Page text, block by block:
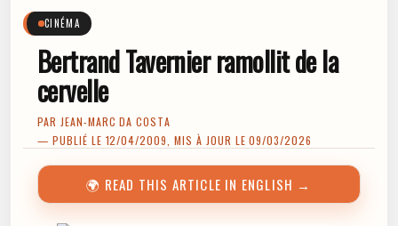
CINÉMA
Bertrand Tavernier ramollit de la
cervelle
PAR JEAN-MARC DA COSTA
— PUBLIÉ LE 12/04/2009, MIS À JOUR LE 09/03/2026
🌍 READ THIS ARTICLE IN ENGLISH →